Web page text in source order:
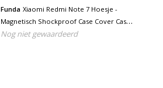
Funda Xiaomi Redmi Note 7 Hoesje -
Magnetisch Shockproof Case Cover Cas
TPU Bruin + Kickstand
Nog niet gewaardeerd